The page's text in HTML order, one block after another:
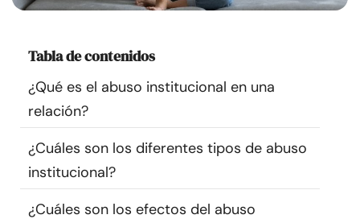
Comunidad
Encuentra un terapeuta
Idioma
Tabla de contenidos
¿Qué es el abuso institucional en una
relación?
¿Cuáles son los diferentes tipos de abuso
institucional?
¿Cuáles son los efectos del abuso